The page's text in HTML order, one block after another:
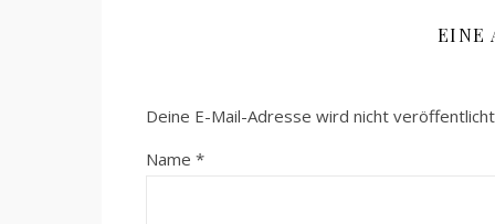
EINE
Deine E-Mail-Adresse wird nicht
Name *